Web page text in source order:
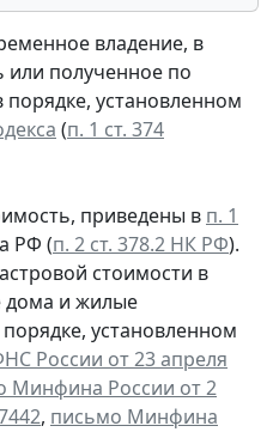
владение, в
или полученное по
установленном
(п. 1 ст. 374
приведены в п. 1
РФ (п. 2 ст. 378.2 НК РФ).
стоимости в
дома и жилые
установленном
России от 23 апреля
Минфина России от 2
, письмо Минфина